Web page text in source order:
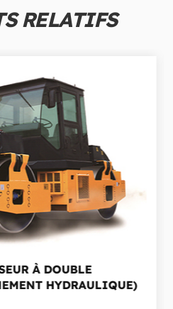
RELATIFS
À DOUBLE
HYDRAULIQUE)